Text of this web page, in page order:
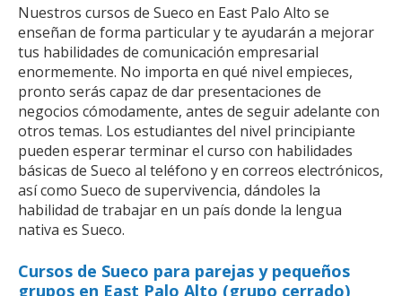
Nuestros cursos de Sueco en East Palo Alto se
enseñan de forma particular y te ayudarán a mejorar
tus habilidades de comunicación empresarial
enormemente. No importa en qué nivel empieces,
pronto serás capaz de dar presentaciones de
negocios cómodamente, antes de seguir adelante con
otros temas. Los estudiantes del nivel principiante
pueden esperar terminar el curso con habilidades
básicas de Sueco al teléfono y en correos electrónicos,
así como Sueco de supervivencia, dándoles la
habilidad de trabajar en un país donde la lengua
nativa es Sueco.
Cursos de Sueco para parejas y pequeños
grupos en East Palo Alto (grupo cerrado)